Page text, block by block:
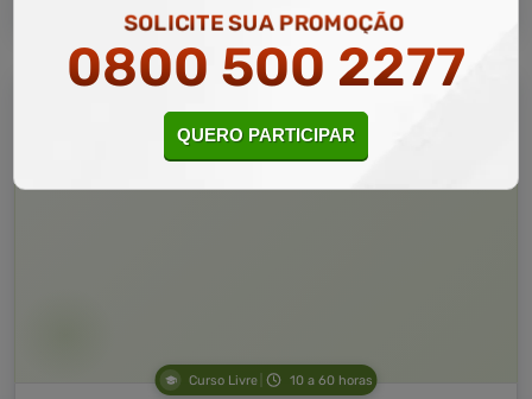
Curso Livre 10 a 60 horas
SOLICITE SUA PROMOÇÃO
0800 500 2277
QUERO PARTICIPAR